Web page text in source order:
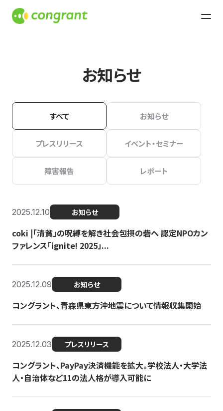
お知らせ
すべて お知らせ
プレスリリース イベント・セミナー
障害報告 レポート
2025.12.10 お知らせ
coki |「清貧」の呪縛を解き社会包摂の砦へ 認定NPOカン
ファレンス「ignite! 2025」...
2025.12.09 お知らせ
コングラント、青森県東方沖地震について情報収集開始
2025.12.03 プレスリリース
コングラント、PayPay決済機能を拡大。学校法人・大学法
人・自治体など11の法人格が導入可能に